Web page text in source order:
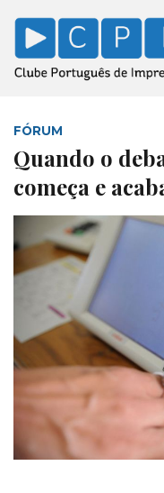
FÓRUM
Quando o
começa e